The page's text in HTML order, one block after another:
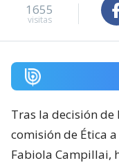
1655
visitas
Tras la decisión de
comisión de Ética
Fabiola Campillai,